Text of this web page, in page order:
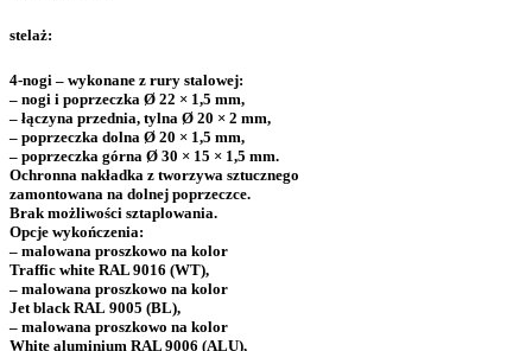
stelaż:
4-nogi – wykonane z rury stalowej:
– nogi i poprzeczka Ø 22 × 1,5 mm,
– łączyna przednia, tylna Ø 20 × 2 mm,
– poprzeczka dolna Ø 20 × 1,5 mm,
– poprzeczka górna Ø 30 × 15 × 1,5 mm.
Ochronna nakładka z tworzywa sztucznego
zamontowana na dolnej poprzeczce.
Brak możliwości sztaplowania.
Opcje wykończenia:
– malowana proszkowo na kolor
Traffic white RAL 9016 (WT),
– malowana proszkowo na kolor
Jet black RAL 9005 (BL),
– malowana proszkowo na kolor
White aluminium RAL 9006 (ALU),